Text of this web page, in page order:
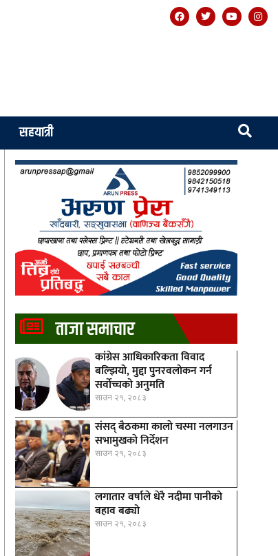
सहयात्री
ताजा समाचार
कांग्रेस आधिकारिकता विवाद
बल्झियो, मुद्दा पुनरवलोकन गर्न
सर्वोच्चको अनुमति
साउन २१, २०८३
संसद् बैठकमा कालाे चस्मा नलगाउन
सभामुखकाे निर्देशन
साउन २१, २०८३
लगातार वर्षाले धेरै नदीमा पानीको
बहाव बढ्यो
साउन २१, २०८३